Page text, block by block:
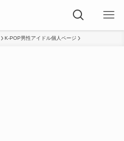
K-POP男性アイドル個人ページ